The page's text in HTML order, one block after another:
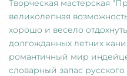
Творческая мастерская
великолепная
хорошо и весело
долгожданных летних
романтичный мир
словарный запас русского